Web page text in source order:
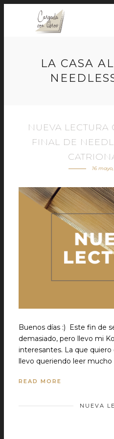
LA CASA
NUEVA LECTURA
FINAL DE
16
Buenos días :) Este fin de
demasiado, pero llevo mi
interesantes. La que
llevo queriendo leer mucho
READ MORE
NUEVA